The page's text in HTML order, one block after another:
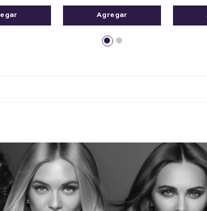
Agregar